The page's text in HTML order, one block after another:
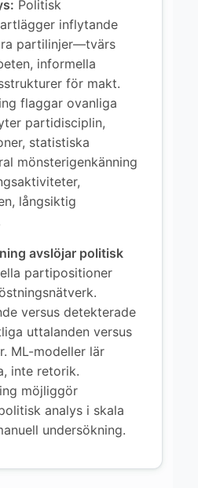
Politisk
inflytande
partilinjer—tvärs
informella
för makt.
flaggar ovanliga
partidisciplin,
statistiska
mönsterigenkänning
långsiktig
avslöjar politisk
partipositioner
versus detekterade
uttalanden versus
ML-modeller lär
inte retorik.
möjliggör
analys i skala
undersökning.